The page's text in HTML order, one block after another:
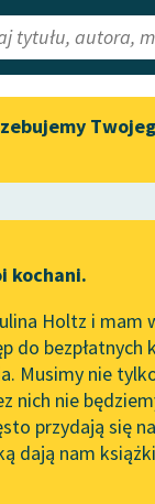
Lektury
redakcyjne w
kochani.
Holtz i mam
do bezpłatnych
Musimy nie
nich nie
przydają się
dają nam
Karel Čapek ✖